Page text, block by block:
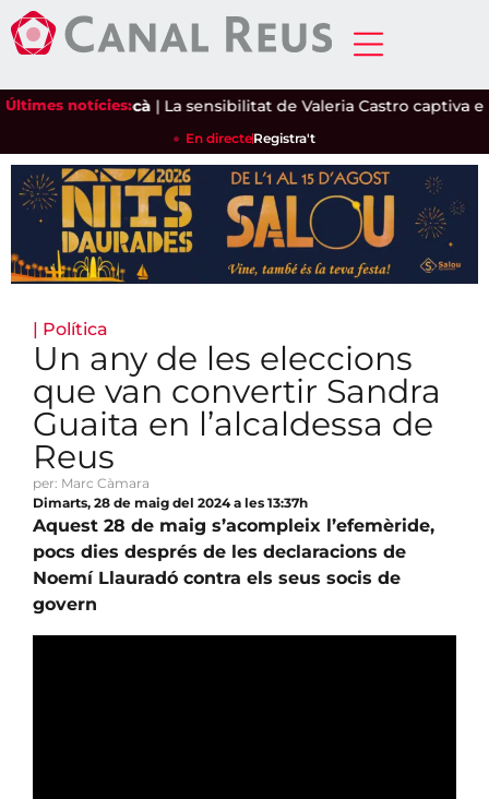
Últimes notícies:
de secà|La sensibilitat de Valeria Castro captiva el
En directeRegistra't
| Política
Un any de les eleccions
que van convertir Sandra
Guaita en l’alcaldessa de
Reus
per: Marc Càmara
Dimarts, 28 de maig del 2024 a les 13:37h
Aquest 28 de maig s’acompleix l’efemèride,
pocs dies després de les declaracions de
Noemí Llauradó contra els seus socis de
govern